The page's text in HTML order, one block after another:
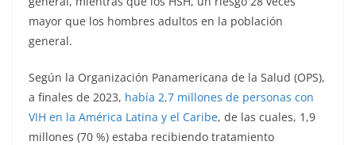
mayor que los hombres adultos en la población
general.
Según la Organización Panamericana de la Salud (OPS),
a finales de 2023, había 2,7 millones de personas con
VIH en la América Latina y el Caribe, de las cuales, 1,9
millones (70 %) estaba recibiendo tratamiento